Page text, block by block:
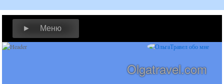
► Меню
Olgatravel.com